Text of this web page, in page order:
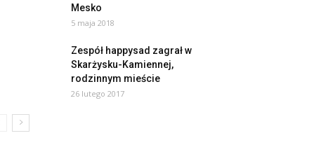
Mesko
5 maja 2018
Zespół happysad zagrał w
Skarżysku-Kamiennej,
rodzinnym mieście
26 lutego 2017